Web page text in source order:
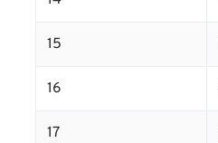
15
16
17